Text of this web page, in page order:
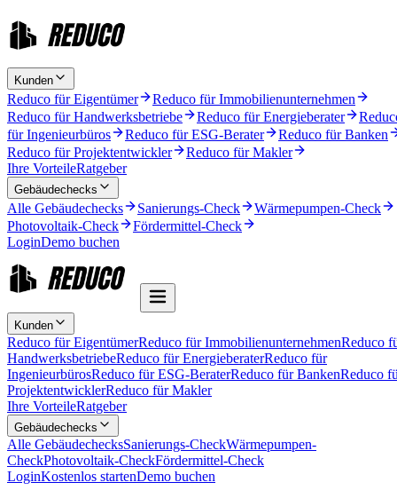
Kunden
Reduco für Eigentümer
Reduco für Immobilienunternehmen
Reduco für Handwerksbetriebe
Reduco für Energieberater
für Ingenieurbüros
Reduco für ESG-Berater
Reduco für Banken
Reduco für Projektentwickler
Reduco für Makler
Ihre VorteileRatgeber
Gebäudechecks
Alle Gebäudechecks Sanierungs-Check
Wärmepumpen-Check
Photovoltaik-Check
Fördermittel-Check
LoginDemo buchen
Kunden
Reduco für EigentümerReduco für ImmobilienunternehmenReduco
HandwerksbetriebeReduco für EnergieberaterReduco für
IngenieurbürosReduco für ESG-BeraterReduco für BankenReduco
ProjektentwicklerReduco für Makler
Ihre VorteileRatgeber
Gebäudechecks
Alle GebäudechecksSanierungs-CheckWärmepumpen-
CheckPhotovoltaik-CheckFördermittel-Check
LoginKostenlos startenDemo buchen